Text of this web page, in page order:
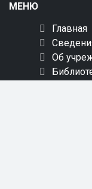
МЕНЮ
Главная
Об